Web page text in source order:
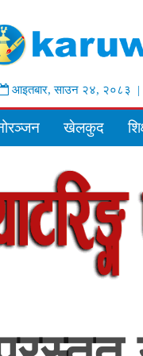
आइतबार,साउन २४, २०८३ |
खेलकुद